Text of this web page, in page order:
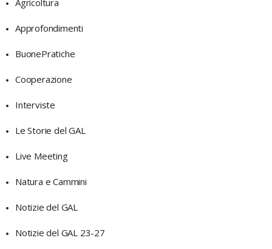
Agricoltura
Approfondimenti
BuonePratiche
Cooperazione
Interviste
Le Storie del GAL
Live Meeting
Natura e Cammini
Notizie del GAL
Notizie del GAL 23-27